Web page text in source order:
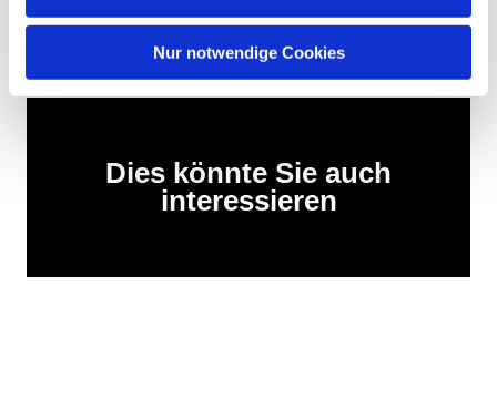
Nur notwendige Cookies
Dies könnte Sie auch
interessieren